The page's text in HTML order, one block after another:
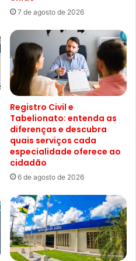
7 de agosto de 2026
Registro Civil e
Tabelionato: entenda as
diferenças e descubra
quais serviços cada
especialidade oferece ao
cidadão
6 de agosto de 2026